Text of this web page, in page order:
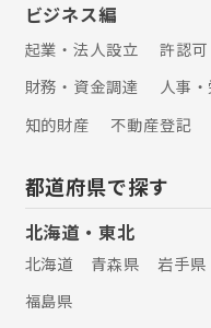
ビジネス編
起業・法人設立 許認
財務・資金調達
人事
知的財産
不動産登記
都道府県で探す
北海道・東北
北海道 青森県 岩手県
福島県